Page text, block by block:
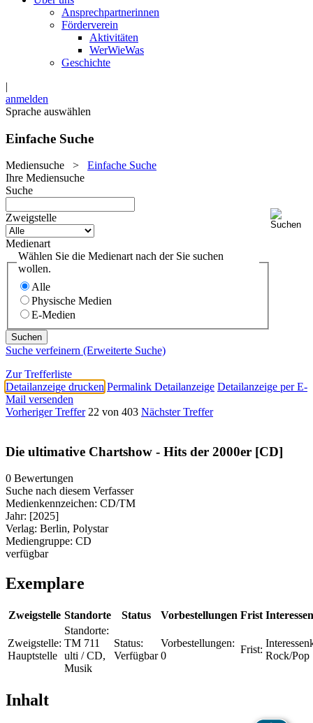
Ansprechpartnerinnen
Förderverein
Aktivitäten
WerWieWas
Geschichte
|
anmelden
Sprache auswählen
Einfache Suche
Mediensuche > Einfache Suche
Ihre Mediensuche
Suche
Zweigstelle
Medienart
Wählen Sie die Medienart nach der Sie suchen
wollen.
Alle
Physische Medien
E-Medien
Suche verfeinern (Erweiterte Suche)
Zur Trefferliste
Detailanzeige drucken Permalink Detailanzeige Detailanzeige per E-
Mail versenden
Vorheriger Treffer 22 von 403 Nächster Treffer
Die ultimative Chartshow - Hits der 2000er [CD]
0 Bewertungen
Suche nach diesem Verfasser
Medienkennzeichen: CD/TM
Jahr: [2025]
Verlag: Berlin, Polystar
Mediengruppe: CD
verfügbar
Exemplare
Zweigstelle Standorte Status Vorbestellungen Frist
Zweigstelle:
Hauptstelle
Standorte:
TM 711
ulti / CD,
Musik
Status:
Verfügbar
Vorbestellungen:
0
Frist:
Rock/Pop
Inhalt